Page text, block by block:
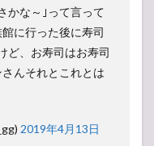
かな～｣って言って
に行った後に寿司
ど、お寿司はお寿司
んそれとこれとは
2019年4月13日